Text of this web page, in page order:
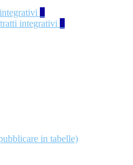
3
integrativi 1
in tabelle)